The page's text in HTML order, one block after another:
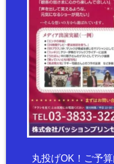
丸投げOK！ご予